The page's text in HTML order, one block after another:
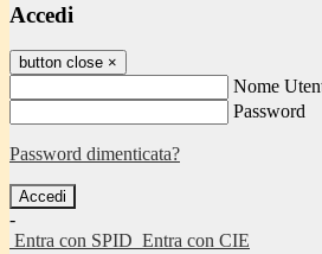
Accedi
button close ×
Nome
Password
Password dimenticata?
-
Entra con SPID Entra con CIE